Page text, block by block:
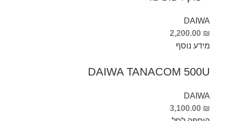
DAIWA
2,200.00 ₪
מידע נוסף
DAIWA TANACOM 500U
DAIWA
3,100.00 ₪